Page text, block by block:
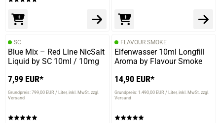
SC
Blue Mix – Red Line NicSalt
Liquid by SC 10ml / 10mg
7,99 EUR*
Grundpreis: 799,00 EUR / Liter inkl. MwSt. zzgl.
Versand
FLAVOUR SMOKE
Elfenwasser 10ml Longfill
Aroma by Flavour Smoke
14,90 EUR*
Grundpreis: 1.490,00 EUR / Liter inkl. MwSt. zzgl.
Versand